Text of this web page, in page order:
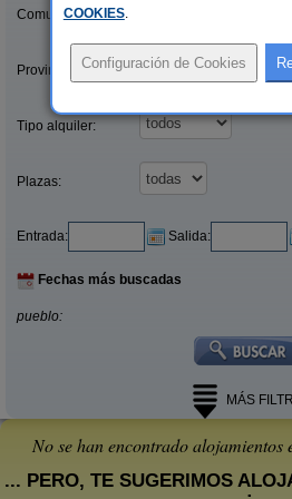
Comunidades:
Provincias/Islas:
Tipo alquiler:
Plazas:
Entrada: Salida:
Fechas más buscadas
pueblo:
MÁS
No se han encontrado alojamientos
... PERO, TE SUGERIMOS
COOKIES.